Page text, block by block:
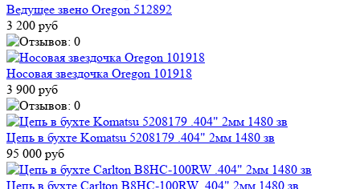
Ведущее звено Oregon 512892
3 200 руб
Носовая звездочка Oregon 101918
3 900 руб
Цепь в бухте Komatsu 5208179 .404" 2мм 1480 зв
95 000 руб
Цепь в бухте Carlton B8HC-100RW .404" 2мм 1480 зв